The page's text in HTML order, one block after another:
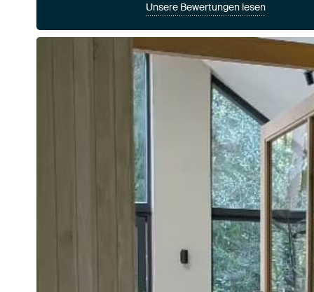
Unsere Bewertungen lesen